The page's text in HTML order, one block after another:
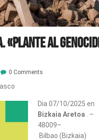
«Plante al
0 Comments
Dia 07/10/2025 en
Bizkaia Aretoa
. –
48009–
Bilbao (Bizkaia)